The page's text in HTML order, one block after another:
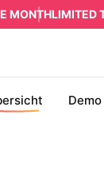
MONTHLIMITED
Demo